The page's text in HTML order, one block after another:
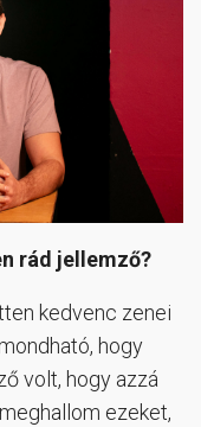
rád jellemző?
kedvenc zenei
hogy
volt, hogy azzá
ezeket,